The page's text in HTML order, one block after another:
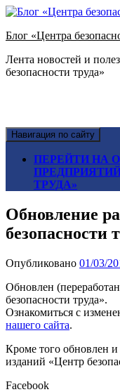
Блог «Центра
Лента новостей и
безопасности труда»
Навигация по сайту
ПЕРЕЙТИ НА
ТРУДА»
Обновление
безопасности
Опубликовано 01/03/
Обновлен
безопасности труда».
Ознакомиться с
нашего сайта.
Кроме того обновлен и
изданий «Центр
Facebook